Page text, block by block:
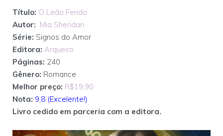
Título: O Leão Ferido
Autor: Mia Sheridan
Série: Signos do Amor
Editora: Arqueiro
Páginas: 240
Gênero: Romance
Melhor preço: R$19,90
Nota: 9,8 (Excelente!)
Livro cedido em parceria com a editora.